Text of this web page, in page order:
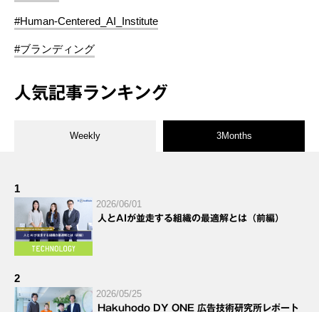
#Human-Centered_AI_Institute
#ブランディング
人気記事ランキング
Weekly 3Months
1
2026/06/01
人とAIが並走する組織の最適解とは（前編）
2
2026/05/25
Hakuhodo DY ONE 広告技術研究所レポート